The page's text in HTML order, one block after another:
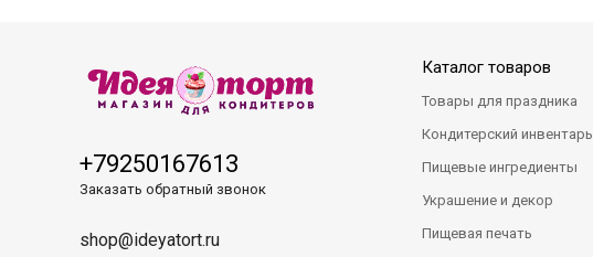
+79250167613
Заказать обратный звонок
shop@ideyatort.ru
Каталог товаров
Товары для праздника
Кондитерский инвентарь
Пищевые ингредиенты
Украшение и декор
Пищевая печать